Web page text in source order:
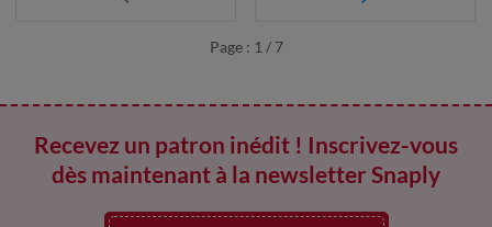
Page : 1 / 7
Recevez un patron inédit ! Inscrivez-vous
dès maintenant à la newsletter Snaply